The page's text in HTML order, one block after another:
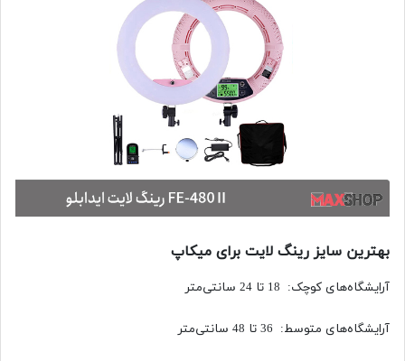
بهترین سایز رینگ لایت برای میکاپ
آرایشگاه‌های کوچک: 18 تا 24 سانتی‌متر
آرایشگاه‌های متوسط: 36 تا 48 سانتی‌متر